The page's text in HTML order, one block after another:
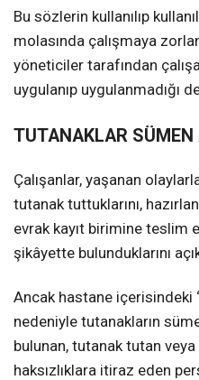
Bu sözlerin kullanılıp
molasında çalışmaya
yöneticiler tarafından
uygulanıp uygulanmadığı
TUTANAKLAR SÜMEN
Çalışanlar, yaşanan
tutanak tuttuklarını,
evrak kayıt birimine teslim
şikâyette bulunduklarını
Ancak hastane içerisindeki
nedeniyle tutanakların
bulunan, tutanak tutan
haksızlıklara itiraz eden